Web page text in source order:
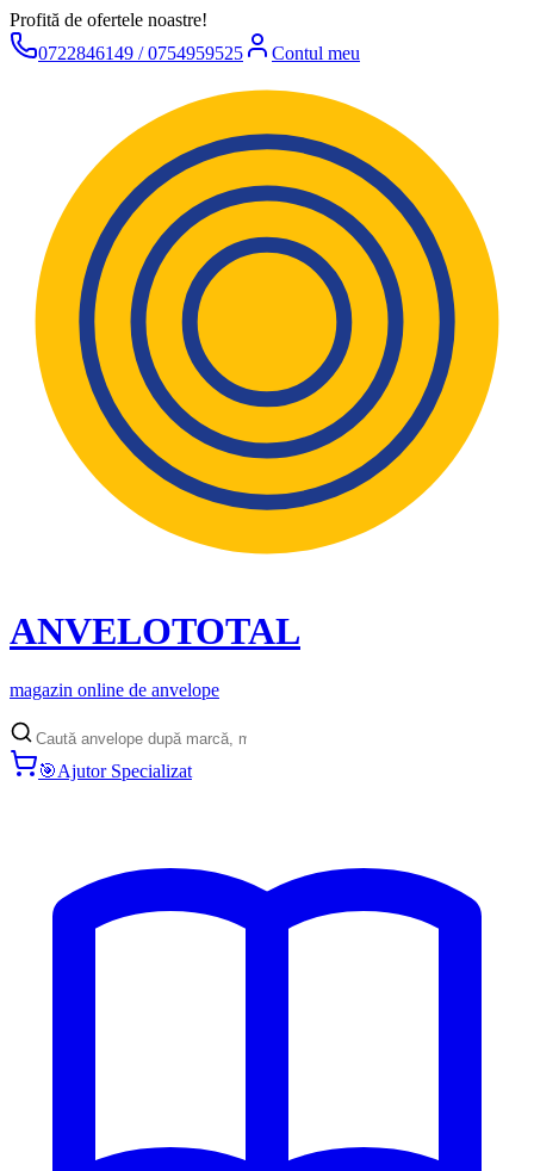
Profită de ofertele noastre!
0722846149 / 0754959525
Contul meu
ANVELOTOTAL
magazin online de anvelope
🎯Ajutor Specializat